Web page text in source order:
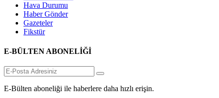
Hava Durumu
Haber Gönder
Gazeteler
Fikstür
E-BÜLTEN ABONELİĞİ
E-Bülten aboneliği ile haberlere daha hızlı erişin.